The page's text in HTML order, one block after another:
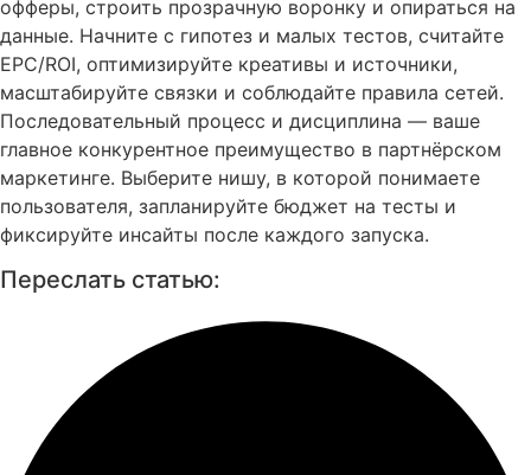
офферы, строить прозрачную воронку и опираться на
данные. Начните с гипотез и малых тестов, считайте
EPC/ROI, оптимизируйте креативы и источники,
масштабируйте связки и соблюдайте правила сетей.
Последовательный процесс и дисциплина — ваше
главное конкурентное преимущество в партнёрском
маркетинге. Выберите нишу, в которой понимаете
пользователя, запланируйте бюджет на тесты и
фиксируйте инсайты после каждого запуска.
Переслать статью: